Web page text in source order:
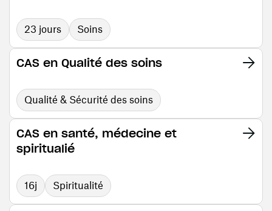
23 jours Soins
CAS en Qualité des soins
Qualité & Sécurité des soins
CAS en santé, médecine et
spiritualié
16j Spiritualité